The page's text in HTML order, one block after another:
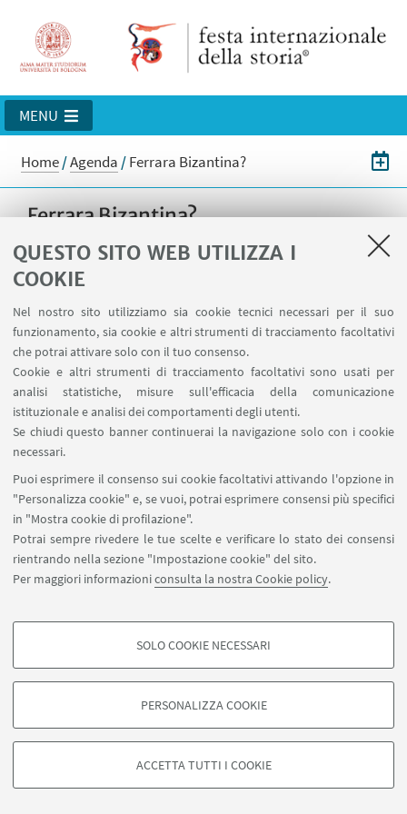
QUESTO SITO WEB UTILIZZA I
COOKIE
Nel nostro sito utilizziamo sia cookie tecnici necessari per il suo
funzionamento, sia cookie e altri strumenti di tracciamento facoltativi
che potrai attivare solo con il tuo consenso.
Cookie e altri strumenti di tracciamento facoltativi sono usati per
analisi statistiche, misure sull'efficacia della comunicazione
istituzionale e analisi dei comportamenti degli utenti.
Se chiudi questo banner continuerai la navigazione solo con i cookie
necessari.
Puoi esprimere il consenso sui cookie facoltativi attivando l'opzione in
"Personalizza cookie" e, se vuoi, potrai esprimere consensi più specifici
in "Mostra cookie di profilazione".
Potrai sempre rivedere le tue scelte e verificare lo stato dei consensi
rientrando nella sezione "Impostazione cookie" del sito.
Per maggiori informazioniconsulta la nostra Cookie policy.
COOKIE DI PROFILAZIONE - FACOLTATIVI
degli utenti, creare profili in base al loro comportamento sul sito, per analisi
di marketing.
Google/Youtube Video
SOLO COOKIE NECESSARI
PERSONALIZZA COOKIE
ACCETTA TUTTI I COOKIE
MENU
Home/Agenda /Ferrara Bizantina?
Ferrara Bizantina?
Conferenza di Sauro Gelichi. A cura di: Museo
Civico di Belriguardo, in collaborazione con
Historia Valorizzazione Beni Culturali.
DATA: 16 MARZO2025dalle 16:00 alle 18:00
LUOGO:
Museo civico di Belriguardo, SP29, 274,
Voghiera (FE)
©Copyright 2026 - ALMA MATER STUDIORUM - Università di
Privacy- Note legali-Impostazioni Cookie